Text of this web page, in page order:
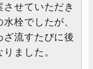
せていただき
栓でしたが、
ざ流すたびに後
ました。